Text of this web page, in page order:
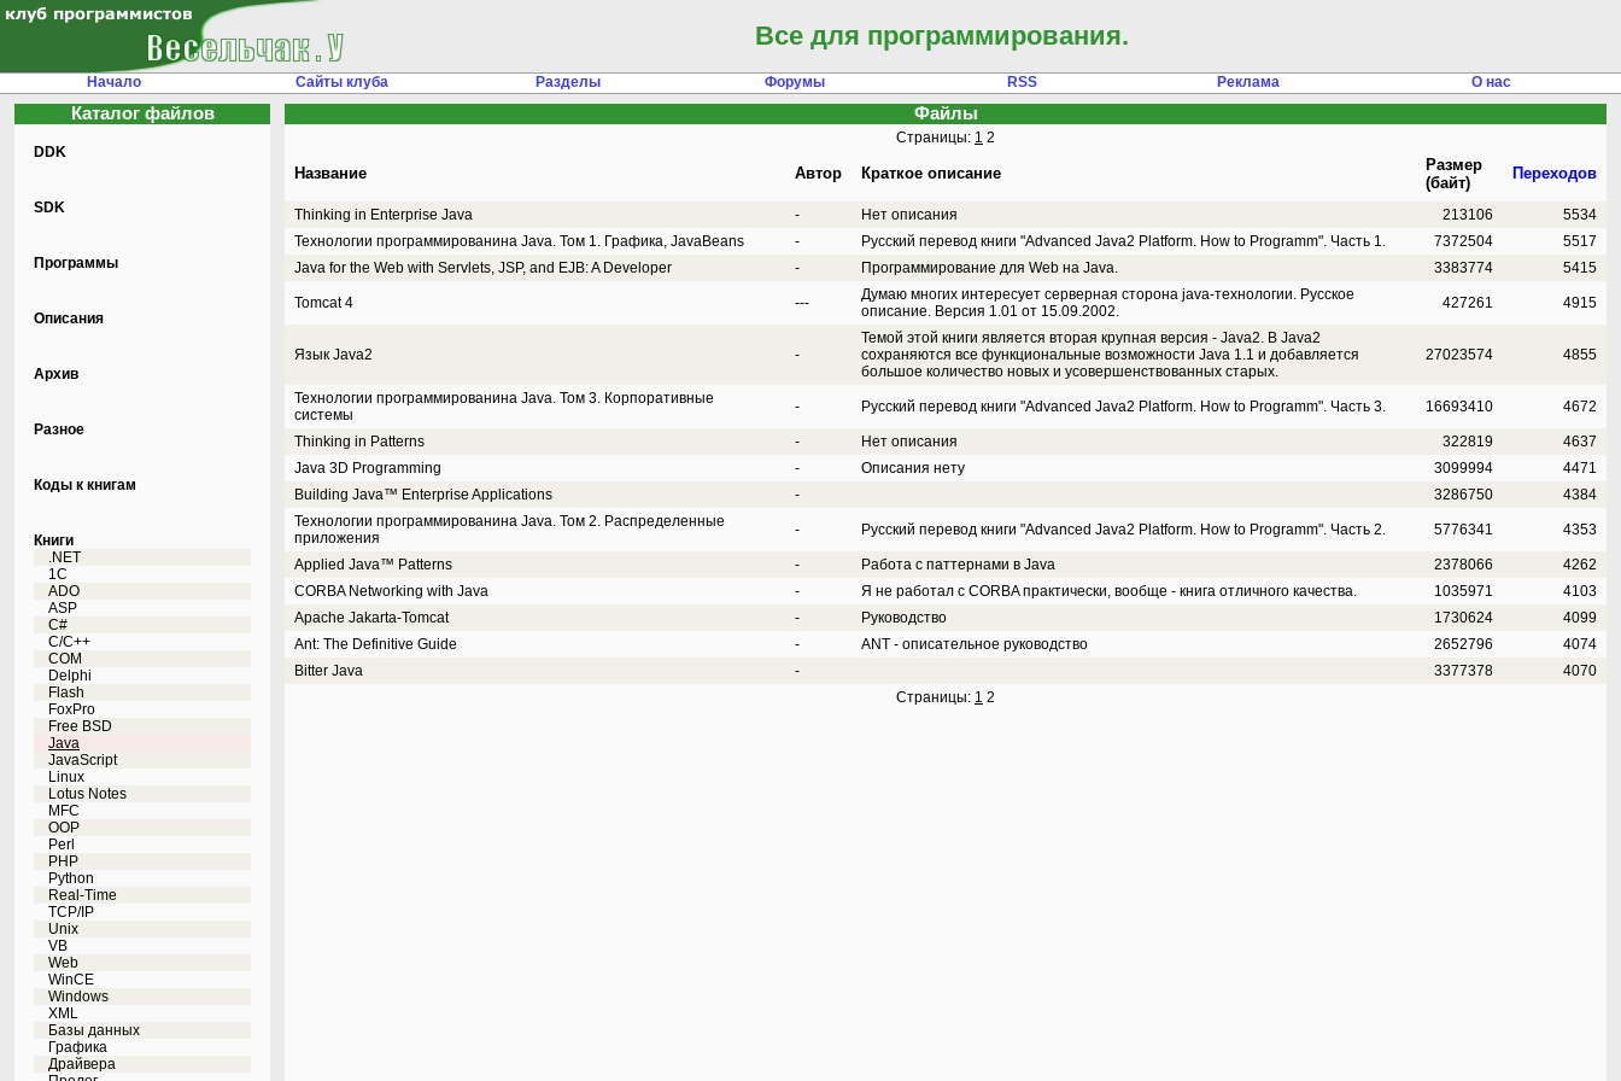
Все для программирования.
Начало Сайты клуба Разделы Форумы RSS Реклама О нас
Каталог файлов
DDK
SDK
Программы
Описания
Архив
Разное
Коды к книгам
Книги
.NET
1C
ADO
ASP
C#
C/C++
COM
Delphi
Flash
FoxPro
Free BSD
Java
JavaScript
Linux
Lotus Notes
MFC
OOP
Perl
PHP
Python
Real-Time
TCP/IP
Unix
VB
Web
WinCE
Windows
XML
Базы данных
Графика
Драйвера
Файлы
Страницы: 1 2
Название Автор Краткое описание
Размер
(байт)
Переходов
Thinking in Enterprise Java - Нет описания 213106
5534
Технологии программированина Java. Том 1. Графика, JavaBeans
- Русский перевод книги "Advanced Java2 Platform. How to Programm". Часть 1. 7372504
5517
Java for the Web with Servlets, JSP, and EJB: A Developer
- Программирование для Web на Java. 3383774 5415
Tomcat 4 ---
Думаю многих интересует серверная сторона java-технологии. Русское
описание. Версия 1.01 от 15.09.2002.
427261 4915
Язык Java2 -
Темой этой книги является вторая крупная версия - Java2. В Java2
сохраняются все функциональные возможности Java 1.1 и добавляется
большое количество новых и усовершенствованных старых.
27023574 4855
Технологии программированина Java. Том 3. Корпоративные
системы
- Русский перевод книги "Advanced Java2 Platform. How to Programm". Часть 3. 16693410 4672
Thinking in Patterns - Нет описания 322819
4637
Java 3D Programming
- Описания нету 3099994
4471
Building Java™ Enterprise Applications
- 3286750
4384
Технологии программированина Java. Том 2. Распределенные
приложения
- Русский перевод книги "Advanced Java2 Platform. How to Programm". Часть 2. 5776341 4353
Applied Java™ Patterns - Работа с паттернами в Java 2378066
4262
CORBA Networking with Java
- Я не работал с CORBA практически, вообще - книга отличного качества. 1035971
4103
Apache Jakarta-Tomcat
- Руководство 1730624
4099
Ant: The Definitive Guide
- ANT - описательное руководство 2652796
4074
Bitter Java
- 3377378
4070
Страницы: 1 2